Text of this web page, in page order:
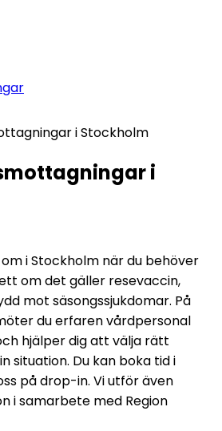
i Stockholm
i
i Stockholm när du behöver
om det gäller resevaccin,
mot säsongssjukdomar. På
du erfaren vårdpersonal
hjälper dig att välja rätt
situation. Du kan boka tid i
på drop-in. Vi utför även
i samarbete med Region